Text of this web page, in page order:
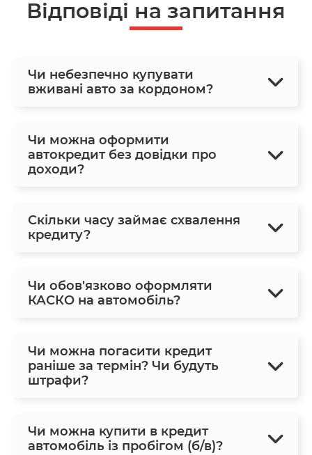
Відповіді на запитання
Чи небезпечно купувати
вживані авто за кордоном?
Чи можна оформити
автокредит без довідки про
доходи?
Скільки часу займає схвалення
кредиту?
Чи обов'язково оформляти
КАСКО на автомобіль?
Чи можна погасити кредит
раніше за термін? Чи будуть
штрафи?
Чи можна купити в кредит
автомобіль із пробігом (б/в)?